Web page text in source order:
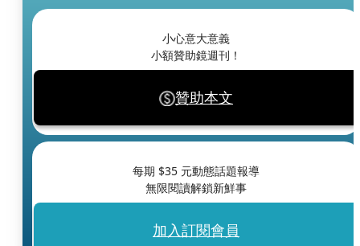
小心意大意義
小額贊助鏡週刊！
贊助本文
每期 $35 元動態話題報導
無限閱讀解鎖新鮮事
加入訂閱會員